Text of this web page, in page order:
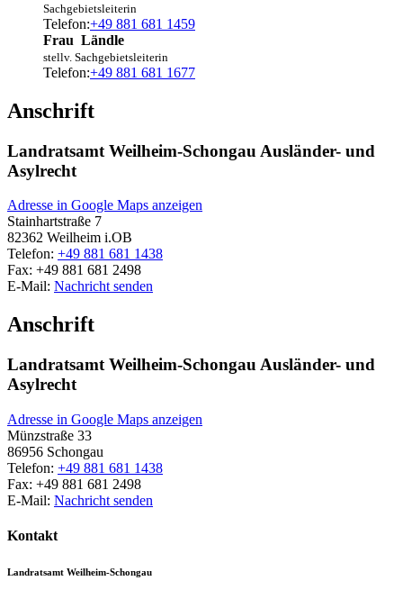
Sachgebietsleiterin
Telefon:+49 881 681 1459
Frau Ländle
stellv. Sachgebietsleiterin
Telefon:+49 881 681 1677
Anschrift
Landratsamt Weilheim-Schongau Ausländer- und
Asylrecht
Adresse in Google Maps anzeigen
Stainhartstraße 7
82362 Weilheim i.OB
Telefon: +49 881 681 1438
Fax: +49 881 681 2498
E-Mail: Nachricht senden
Anschrift
Landratsamt Weilheim-Schongau Ausländer- und
Asylrecht
Adresse in Google Maps anzeigen
Münzstraße 33
86956 Schongau
Telefon: +49 881 681 1438
Fax: +49 881 681 2498
E-Mail: Nachricht senden
Kontakt
Landratsamt Weilheim-Schongau